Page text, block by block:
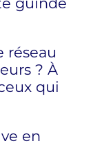
réseau
? À
qui
en